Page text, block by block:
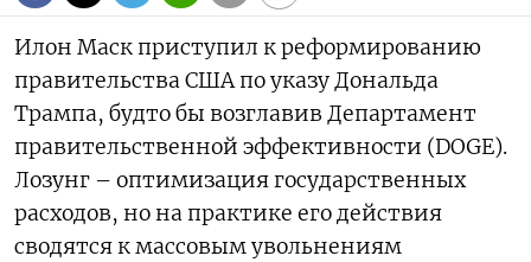
Илон Маск приступил к реформированию
правительства США по указу Дональда
Трампа, будто бы возглавив Департамент
правительственной эффективности (DOGE).
Лозунг – оптимизация государственных
расходов, но на практике его действия
сводятся к массовым увольнениям